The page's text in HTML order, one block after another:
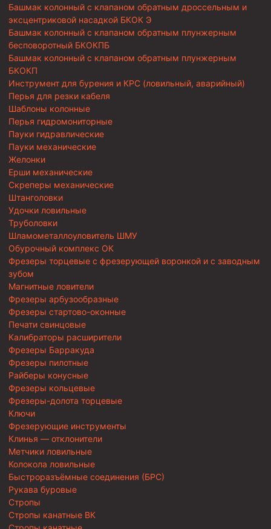
Башмак колонный с клапаном обратным дроссельным и
эксцентриковой насадкой БКОК Э
Башмак колонный с клапаном обратным плунжерным
бесповоротный БКОКПБ
Башмак колонный с клапаном обратным плунжерным
БКОКП
Инструмент для бурения и КРС (ловильный, аварийный)
Перья для резки кабеля
Шаблоны колонные
Перья гидромониторные
Пауки гидравлические
Пауки механические
Желонки
Ерши механические
Скреперы механические
Штанголовки
Удочки ловильные
Труболовки
Шламометаллоуловитель ШМУ
Обурочный комплекс ОК
Фрезеры торцевые с фрезерующей воронкой и с заводным
зубом
Магнитные ловители
Фрезеры арбузообразные
Фрезеры стартово-оконные
Печати свинцовые
Калибраторы расширители
Фрезеры Барракуда
Фрезеры пилотные
Райберы конусные
Фрезеры кольцевые
Фрезеры-долота торцевые
Ключи
Фрезерующие инструменты
Клинья — отклонители
Метчики ловильные
Колокола ловильные
Быстроразъёмные соединения (БРС)
Рукава буровые
Стропы
Стропы канатные ВК